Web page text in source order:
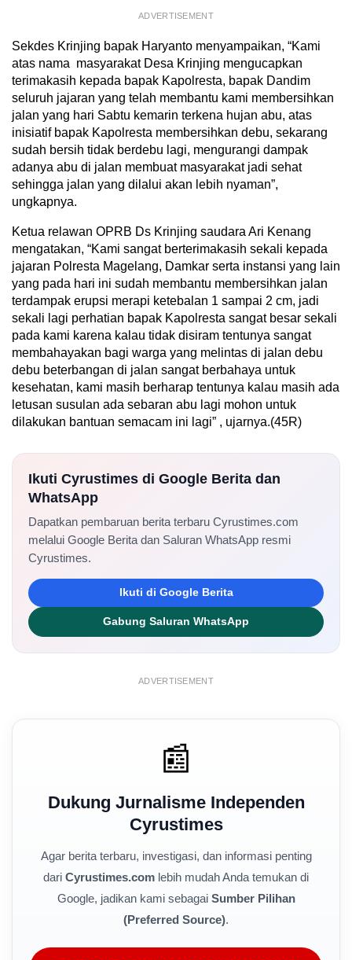
ADVERTISEMENT
Sekdes Krinjing bapak Haryanto menyampaikan, “Kami
atas nama masyarakat Desa Krinjing mengucapkan
terimakasih kepada bapak Kapolresta, bapak Dandim
seluruh jajaran yang telah membantu kami membersihkan
jalan yang hari Sabtu kemarin terkena hujan abu, atas
inisiatif bapak Kapolresta membersihkan debu, sekarang
sudah bersih tidak berdebu lagi, mengurangi dampak
adanya abu di jalan membuat masyarakat jadi sehat
sehingga jalan yang dilalui akan lebih nyaman”,
ungkapnya.
Ketua relawan OPRB Ds Krinjing saudara Ari Kenang
mengatakan, “Kami sangat berterimakasih sekali kepada
jajaran Polresta Magelang, Damkar serta instansi yang lain
yang pada hari ini sudah membantu membersihkan jalan
terdampak erupsi merapi ketebalan 1 sampai 2 cm, jadi
sekali lagi perhatian bapak Kapolresta sangat besar sekali
pada kami karena kalau tidak disiram tentunya sangat
membahayakan bagi warga yang melintas di jalan debu
debu beterbangan di jalan sangat berbahaya untuk
kesehatan, kami masih berharap tentunya kalau masih ada
letusan susulan ada sebaran abu lagi mohon untuk
dilakukan bantuan semacam ini lagi” , ujarnya.(45R)
Ikuti Cyrustimes di Google Berita dan
WhatsApp
Dapatkan pembaruan berita terbaru Cyrustimes.com
melalui Google Berita dan Saluran WhatsApp resmi
Cyrustimes.
Ikuti di Google Berita
Gabung Saluran WhatsApp
ADVERTISEMENT
📰
Dukung Jurnalisme Independen
Cyrustimes
Agar berita terbaru, investigasi, dan informasi penting
dari Cyrustimes.com lebih mudah Anda temukan di
Google, jadikan kami sebagai Sumber Pilihan
(Preferred Source).